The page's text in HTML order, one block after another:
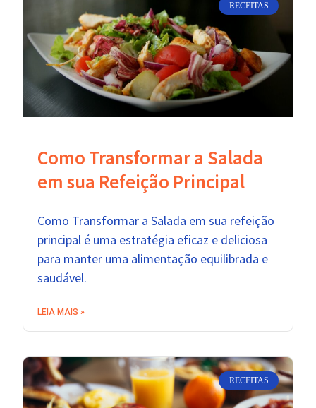
RECEITAS
Como Transformar a Salada
em sua Refeição Principal
Como Transformar a Salada em sua refeição
principal é uma estratégia eficaz e deliciosa
para manter uma alimentação equilibrada e
saudável.
LEIA MAIS »
RECEITAS